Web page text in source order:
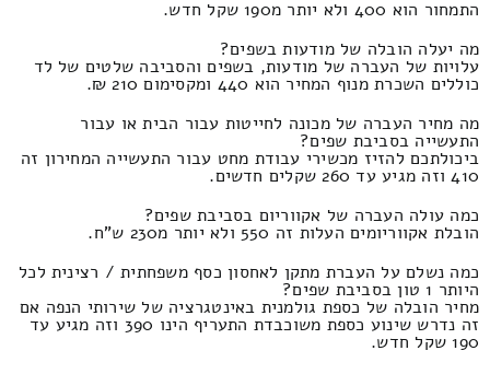
התמחור הוא 400 ולא יותר מ190 שקל חדש.
מה יעלה הובלה של מודעות בשפים?
עלויות של העברה של מודעות, בשפים והסביבה שלטים של לד
כוללים השכרת מנוף המחיר הוא 440 ומקסימום 210 ₪.
מה מחיר העברה של מכונה לחייטות עבור הבית או עבור
התעשייה בסביבת שפים?
ביכולתכם להזיז מכשירי עבודת מחט עבור התעשייה המחירון זה
410 וזה מגיע עד 260 שקלים חדשים.
כמה עולה העברה של אקווריום בסביבת שפים?
הובלת אקווריומים העלות זה 550 ולא יותר מ230 ש"ח.
כמה נשלם על העברת מתקן לאחסון כסף משפחתית / רצינית לכל
היותר 1 טון בסביבת שפים?
מחיר הובלה של כספת גולמנית באינטגרציה של שירותי הנפה אם
זה נדרש שינוע כספת משוכבדת התעריף הינו 390 וזה מגיע עד
190 שקל חדש.